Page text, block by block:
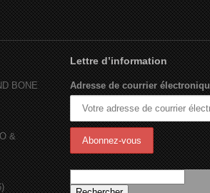
BONE
&
Lettre d’information
Adresse de courrier